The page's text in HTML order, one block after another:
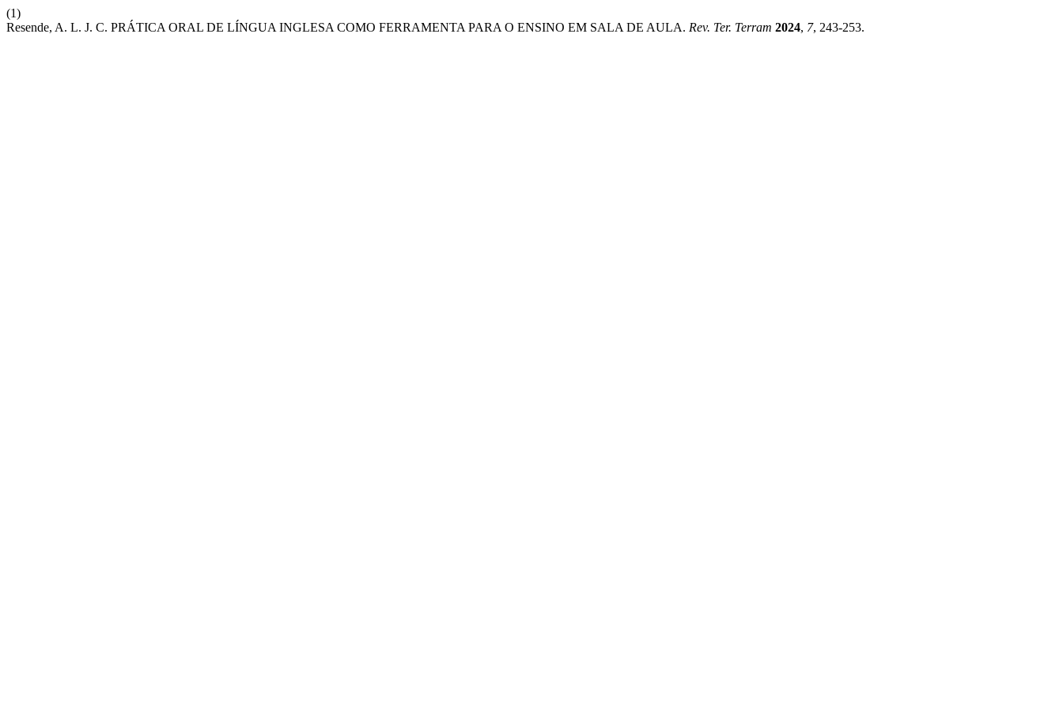
(1)
Resende, A. L. J. C. PRÁTICA ORAL DE LÍNGUA INGLESA COMO FERRAMENTA PARA O ENSINO EM SALA DE AULA. Rev. Ter. Terram 2024, 7, 243-253.